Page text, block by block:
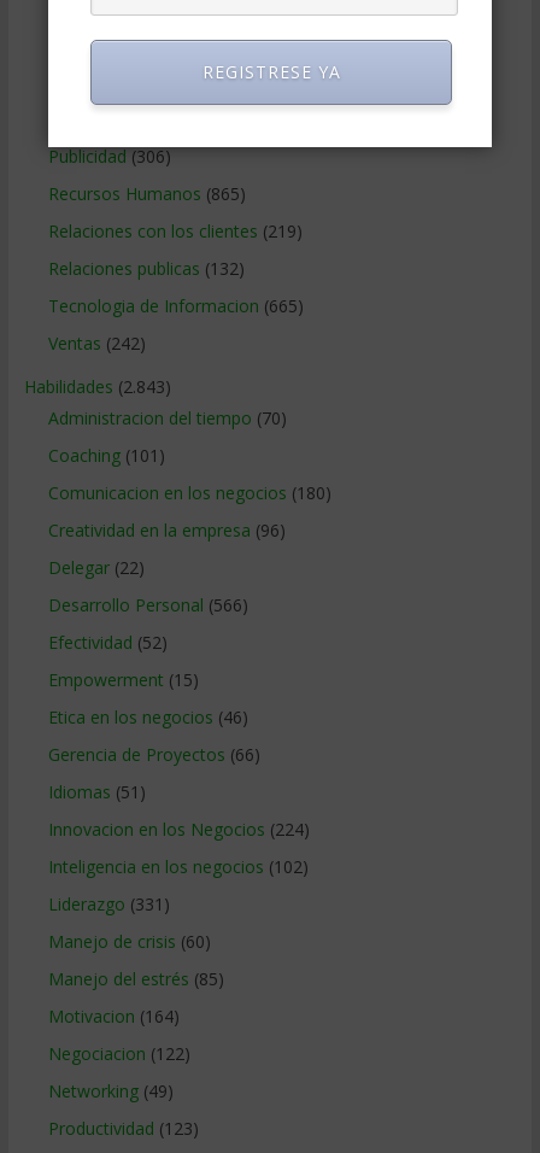
Negocios Internacionales(2.257)
(1.405)
Publicidad (306)
Recursos Humanos (865)
Relaciones con los clientes (219)
Relaciones publicas (132)
Tecnologia de Informacion (665)
Ventas (242)
Habilidades (2.843)
Administracion del tiempo (70)
Coaching(101)
Comunicacion en los negocios (180)
Creatividad en la empresa (96)
Delegar(22)
Desarrollo Personal (566)
Efectividad (52)
Empowerment (15)
Etica en los negocios (46)
Gerencia de Proyectos (66)
Idiomas (51)
Innovacion en los Negocios (224)
Inteligencia en los negocios (102)
Liderazgo (331)
Manejo de crisis (60)
Manejo del estrés (85)
Motivacion (164)
Negociacion (122)
Networking(49)
Productividad (123)
REGISTRESE YA